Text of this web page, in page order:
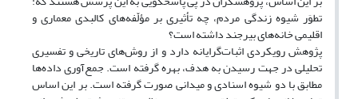
تطوَر شیوه زندگی مردم، چه تأثیری بر مؤلّفه‌های کالبدی معماری و
اقلیمی خانه‌های بیرجند داشته است؟
پژوهش رویکردی اثبات‌گرایانه دارد و از روش‌های تاریخی و تفسیری
تحلیلی در جهت رسیدن به هدف، بهره گرفته است. جمع‌آوری داده‌ها
مطابق با دو شیوه اسنادی و میدانی صورت گرفته است. بر این اساس